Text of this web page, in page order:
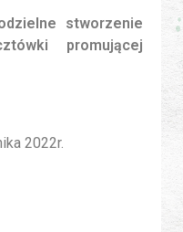
stworzenie
promującej
2022r.